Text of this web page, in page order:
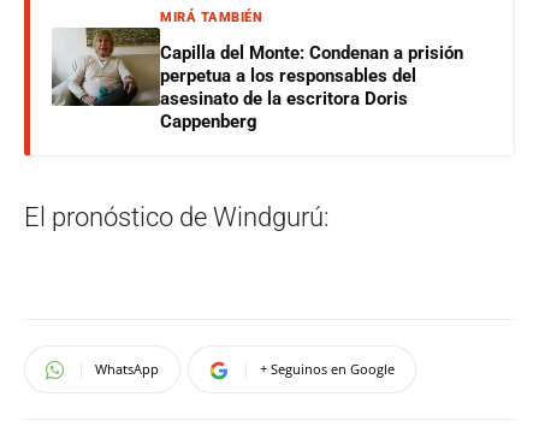
MIRÁ TAMBIÉN
Capilla del Monte: Condenan a prisión
perpetua a los responsables del
asesinato de la escritora Doris
Cappenberg
El pronóstico de Windgurú:
WhatsApp + Seguinos en Google